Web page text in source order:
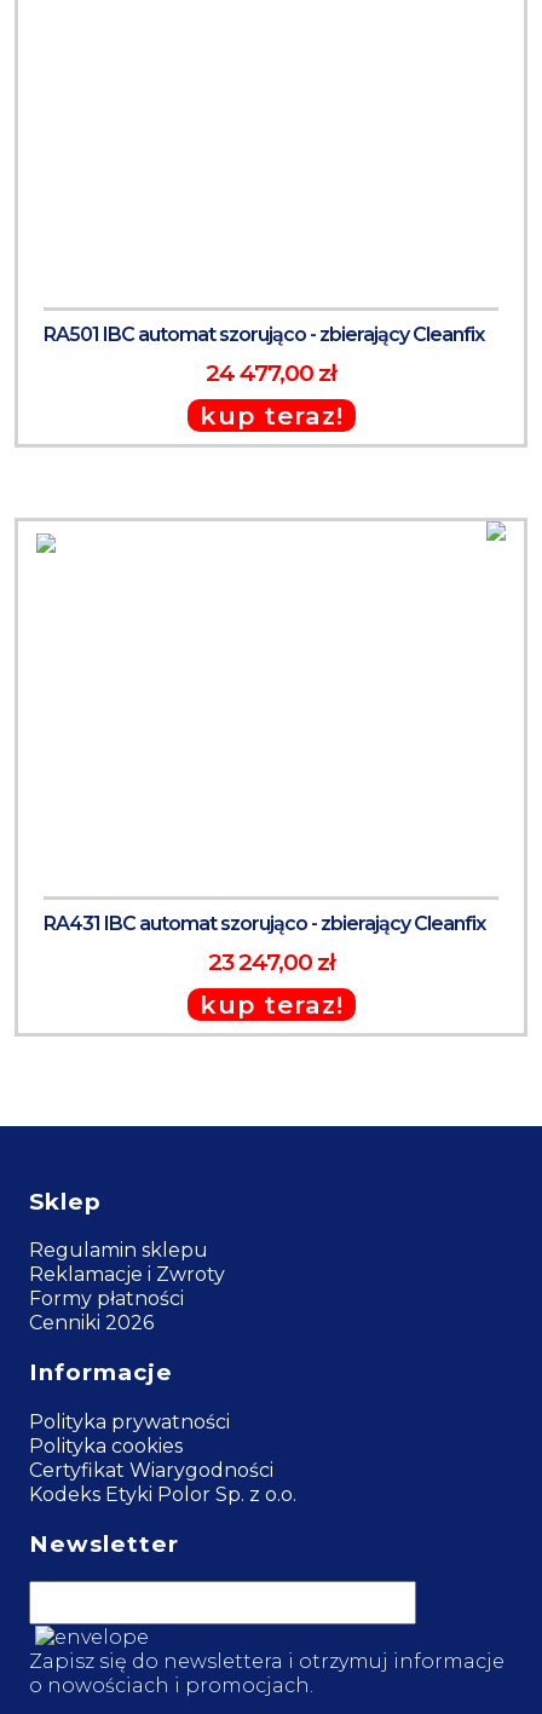
RA501 IBC automat szorująco - zbierający Cleanfix
24 477,00 zł
kup teraz!
RA431 IBC automat szorująco - zbierający Cleanfix
23 247,00 zł
kup teraz!
Sklep
Regulamin sklepu
Reklamacje i Zwroty
Formy płatności
Cenniki 2026
Informacje
Polityka prywatności
Polityka cookies
Certyfikat Wiarygodności
Kodeks Etyki Polor Sp. z o.o.
Newsletter
Zapisz się do newslettera i otrzymuj informacje
o nowościach i promocjach.